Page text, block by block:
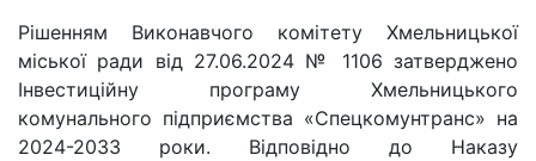
Рішенням Виконавчого комітету Хмельницької
міської ради від 27.06.2024 № 1106 затверджено
Інвестиційну програму Хмельницького
комунального підприємства «Спецкомунтранс» на
2024-2033 роки. Відповідно до Наказу